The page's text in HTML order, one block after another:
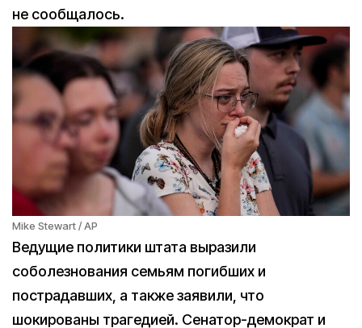
не сообщалось.
Mike Stewart / AP
Ведущие политики штата выразили
соболезнования семьям погибших и
пострадавших, а также заявили, что
шокированы трагедией. Сенатор-демократ и